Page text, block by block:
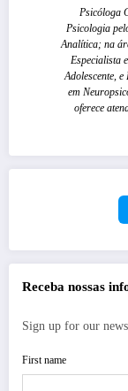
Psicóloga
Psicologia
Analítica; na
Especialista
Adolescente,
em
oferece
Receba nossas
Sign up for our
First name